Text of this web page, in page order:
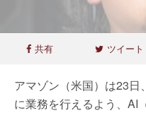
共有 ツイート
アマゾン（米国）は23
に業務を行えるよう、AI